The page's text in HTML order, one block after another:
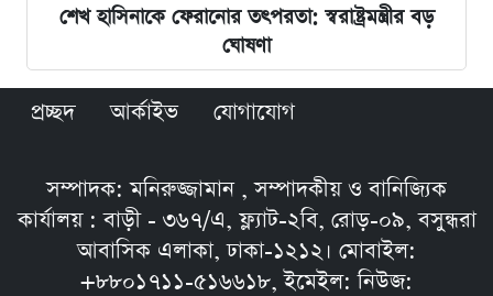
শেখ হাসিনাকে ফেরানোর তৎপরতা: স্বরাষ্ট্রমন্ত্রীর বড়
ঘোষণা
প্রচ্ছদ আর্কাইভ যোগাযোগ
সম্পাদক: মনিরুজ্জামান , সম্পাদকীয় ও বানিজ্যিক
কার্যালয় : বাড়ী - ৩৬৭/এ, ফ্ল্যাট-২বি, রোড়-০৯, বসুন্ধরা
আবাসিক এলাকা, ঢাকা-১২১২। মোবাইল:
+৮৮০১৭১১-৫১৬৬১৮, ইমেইল: নিউজ: